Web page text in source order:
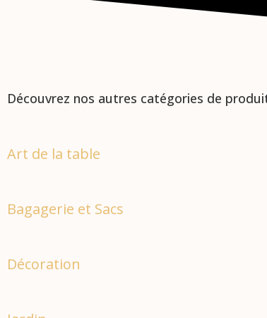
Découvrez nos autres catégories de
Art de la table
Bagagerie et Sacs
Décoration